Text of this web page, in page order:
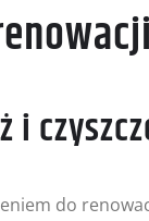
i
do